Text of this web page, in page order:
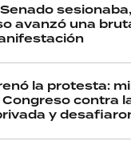
avanzó una
la protesta:
contra
y